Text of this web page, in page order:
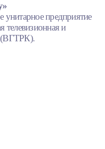
унитарное предприятие
телевизионная и
(ВГТРК).